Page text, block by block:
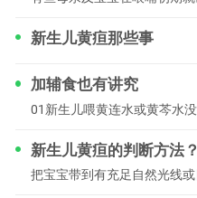
新生儿黄疸那些事
加辅食也有讲究
新生儿黄疸的判断方法？